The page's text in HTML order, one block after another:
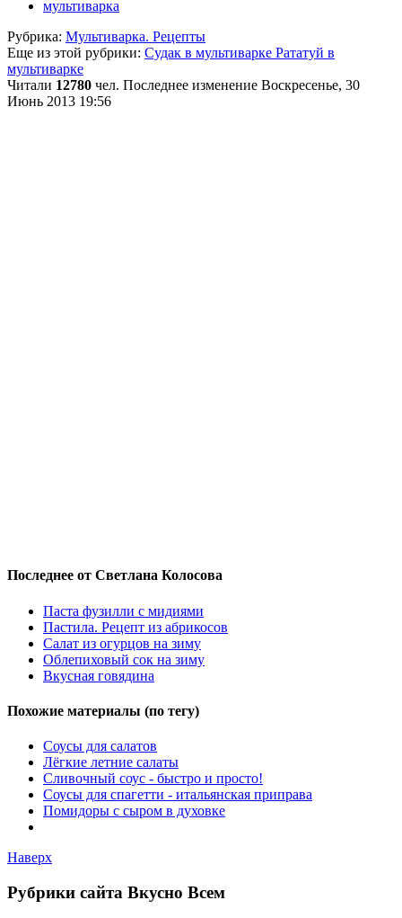
мультиварка
Рубрика: Мультиварка. Рецепты
Еще из этой рубрики: Судак в мультиварке Рататуй в
мультиварке
Читали 12780 чел. Последнее изменение Воскресенье, 30
Июнь 2013 19:56
Последнее от Светлана Колосова
Паста фузилли с мидиями
Пастила. Рецепт из абрикосов
Салат из огурцов на зиму
Облепиховый сок на зиму
Вкусная говядина
Похожие материалы (по тегу)
Соусы для салатов
Лёгкие летние салаты
Сливочный соус - быстро и просто!
Соусы для спагетти - итальянская приправа
Помидоры с сыром в духовке
Наверх
Рубрики сайта Вкусно Всем